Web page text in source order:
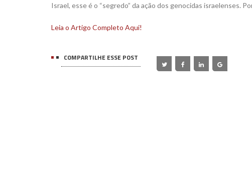
Israel, esse é o “segredo” da ação dos genocidas israelenses.
Leia o Artigo Completo Aqui!
COMPARTILHE ESSE POST